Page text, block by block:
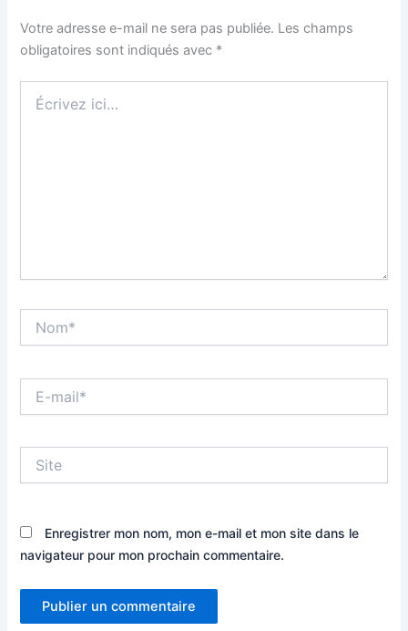
Votre adresse e-mail ne sera pas publiée. Les champs
obligatoires sont indiqués avec *
ici…
mail*
Enregistrer mon nom, mon e-mail et mon site dans le
navigateur pour mon prochain commentaire.